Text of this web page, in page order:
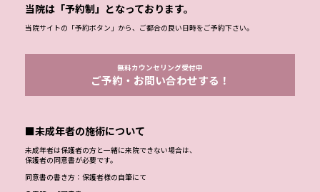
当院は「予約制」となっております。
当院サイトの「予約ボタン」から、ご都合の良い日時をご予約下さい。
無料カウンセリング受付中
ご予約・お問い合わせする！
■未成年者の施術について
未成年者は保護者の方と一緒に来院できない場合は、
保護者の同意書が必要です。
同意書の書き方：保護者様の自筆にて